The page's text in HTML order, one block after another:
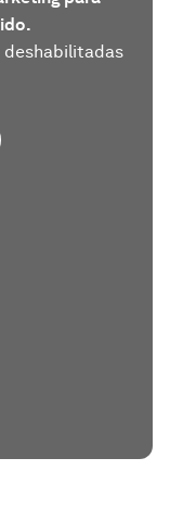
deshabilitadas